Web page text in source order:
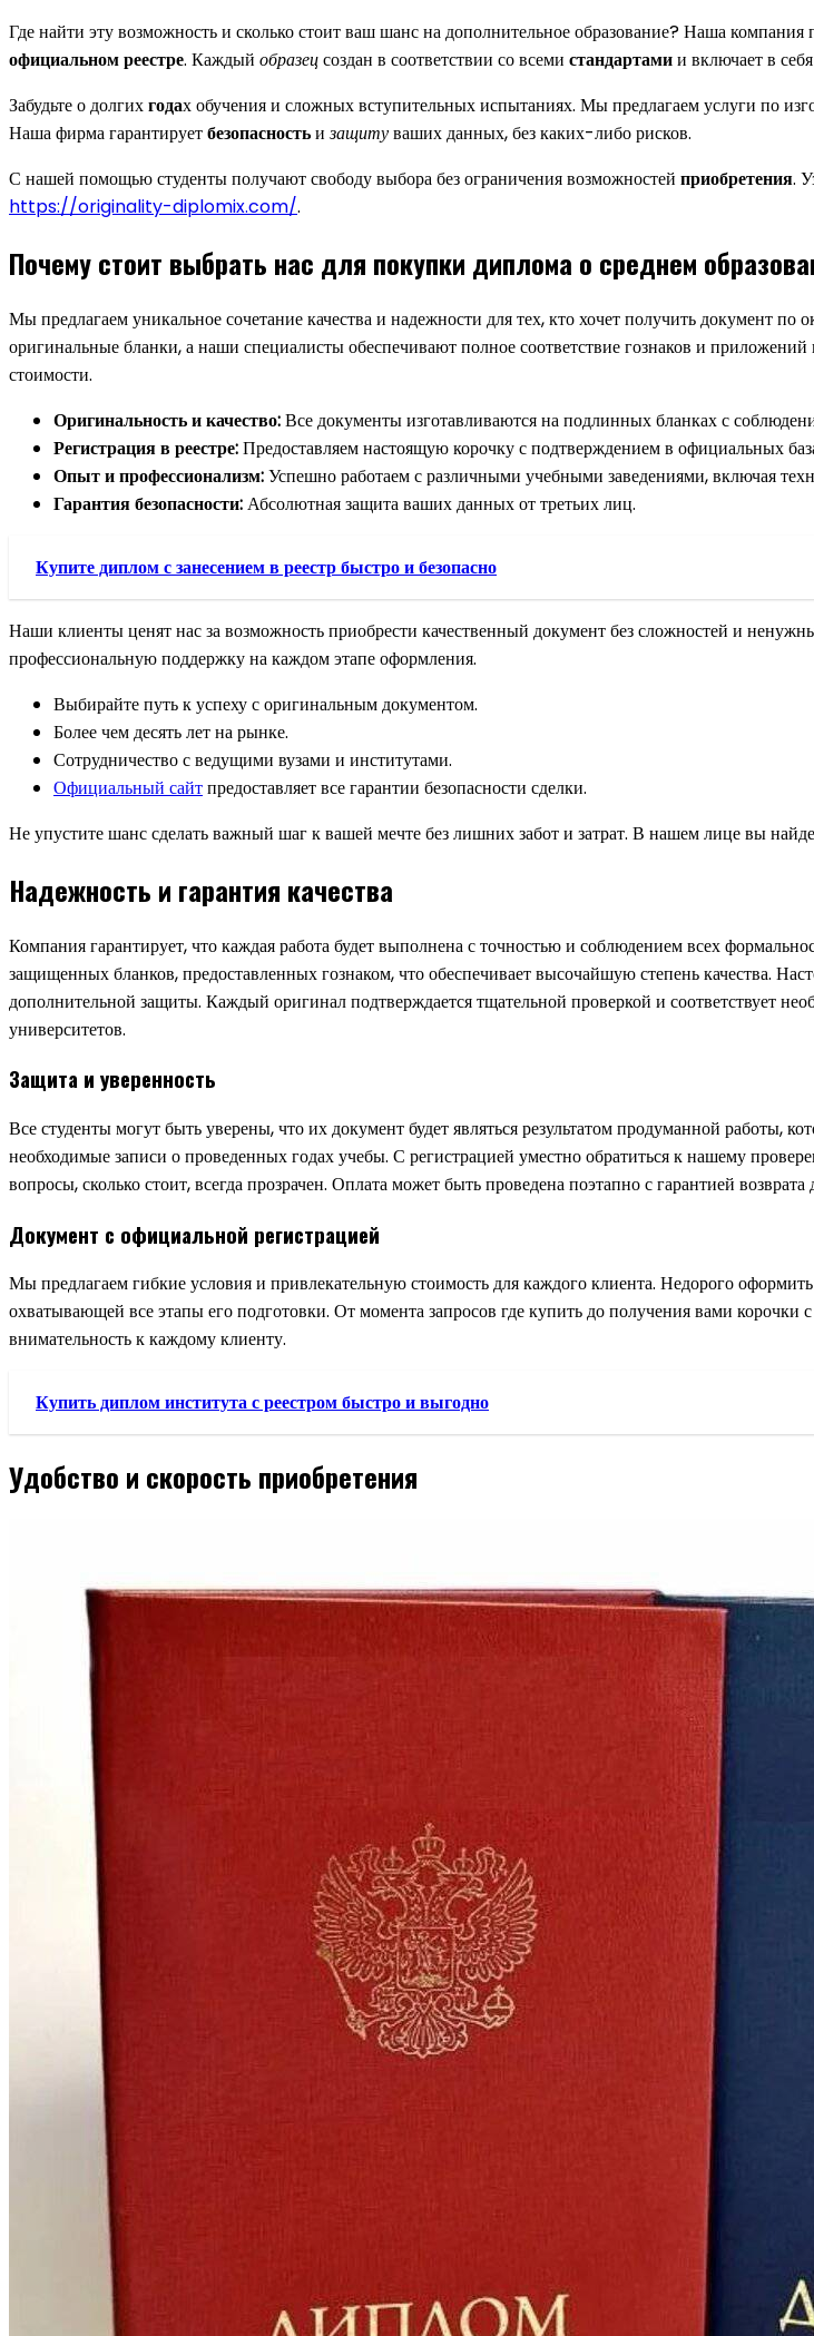
Где найти эту возможность и сколько стоит ваш шанс на дополнительное образование? Наша компания
официальном реестре. Каждый образецсоздан в соответствии со всеми стандартамии включает в
Забудьте о долгихгодах обучения и сложных вступительных испытаниях. Мы предлагаем услуги по
Наша фирма гарантируетбезопасностьизащитуваших данных, без каких-либо рисков.
С нашей помощью студенты получают свободу выбора без ограничения возможностей приобретения.
https://originality-diplomix.com/.
Почему стоит выбрать нас для покупки диплома о среднем
Мы предлагаем уникальное сочетание качества и надежности для тех, кто хочет получить документ по
оригинальные бланки, а наши специалисты обеспечивают полное соответствие гознаков и
стоимости.
Оригинальность и качество:Все документы изготавливаются на подлинных бланках с
Регистрация в реестре:Предоставляем настоящую корочку с подтверждением в официальных
Опыт и профессионализм:Успешно работаем с различными учебными заведениями, включая
Гарантия безопасности:Абсолютная защита ваших данных от третьих лиц.
Купите диплом с занесением в реестр быстро и безопасно
Наши клиенты ценят нас за возможность приобрести качественный документ без сложностей и
профессиональную поддержку на каждом этапе оформления.
Выбирайте путь к успеху с оригинальным документом.
Более чем десять лет на рынке.
Сотрудничество с ведущими вузами и институтами.
Официальный сайтпредоставляет все гарантии безопасности сделки.
Не упустите шанс сделать важный шаг к вашей мечте без лишних забот и затрат. В нашем лице вы
Надежность и гарантия качества
Компания гарантирует, что каждая работа будет выполнена с точностью и соблюдением всех
защищенных бланков, предоставленных гознаком, что обеспечивает высочайшую степень качества.
дополнительной защиты. Каждый оригинал подтверждается тщательной проверкой и соответствует
университетов.
Защита и уверенность
Все студенты могут быть уверены, что их документ будет являться результатом продуманной работы,
необходимые записи о проведенных годах учебы. С регистрацией уместно обратиться к нашему
вопросы, сколько стоит, всегда прозрачен. Оплата может быть проведена поэтапно с гарантией возврата
Документ с официальной регистрацией
Мы предлагаем гибкие условия и привлекательную стоимость для каждого клиента. Недорого
охватывающей все этапы его подготовки. От момента запросов где купить до получения вами
внимательность к каждому клиенту.
Купить диплом института с реестром быстро и выгодно
Удобство и скорость приобретения